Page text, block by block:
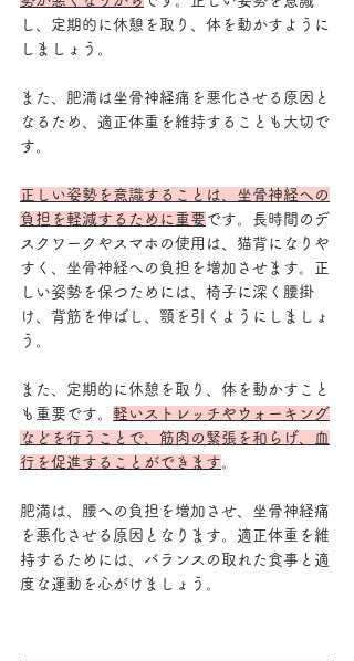
し、定期的に休憩を取り、体を動かすように
しましょう。
また、肥満は坐骨神経痛を悪化させる原因と
なるため、適正体重を維持することも大切で
す。
正しい姿勢を意識することは、坐骨神経への
負担を軽減するために重要 です。長時間のデ
スクワークやスマホの使用は、猫背になりや
すく、坐骨神経への負担を増加させます。正
しい姿勢を保つためには、椅子に深く腰掛
け、背筋を伸ばし、顎を引くようにしましょ
う。
また、定期的に休憩を取り、体を動かすこと
も重要です。 軽いストレッチやウォーキング
などを行うことで、筋肉の緊張を和らげ、血
行を促進することができます。
肥満は、腰への負担を増加させ、坐骨神経痛
を悪化させる原因となります。適正体重を維
持するためには、バランスの取れた食事と適
度な運動を心がけましょう。